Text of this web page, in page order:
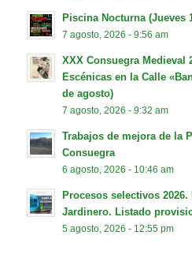
Piscina Nocturna (Jueves
7 agosto, 2026 - 9:56 am
XXX Consuegra Medieval
Escénicas en la Calle
de agosto)
7 agosto, 2026 - 9:32 am
Trabajos de mejora de la
Consuegra
6 agosto, 2026 - 10:46 am
Procesos selectivos
Jardinero. Listado
5 agosto, 2026 - 12:55 pm